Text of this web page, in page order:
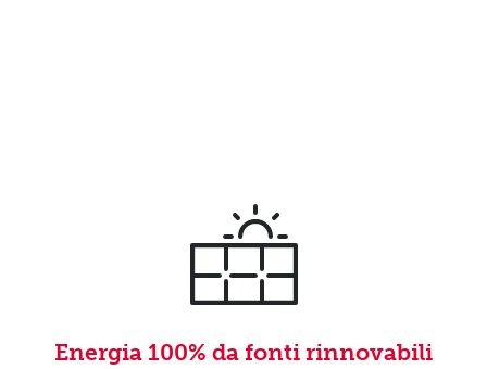
Energia 100% da fonti rinnovabili